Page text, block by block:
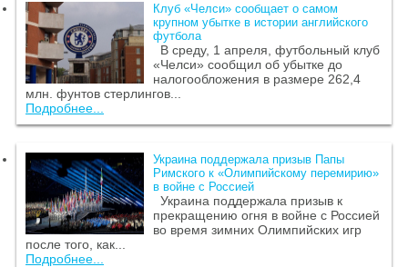
Клуб «Челси» сообщает о самом
крупном убытке в истории английского
футбола
В среду, 1 апреля, футбольный клуб
«Челси» сообщил об убытке до
налогообложения в размере 262,4
млн. фунтов стерлингов...
Подробнее...
Украина поддержала призыв Папы
Римского к «Олимпийскому перемирию»
в войне с Россией
Украина поддержала призыв к
прекращению огня в войне с Россией
во время зимних Олимпийских игр
после того, как...
Подробнее...